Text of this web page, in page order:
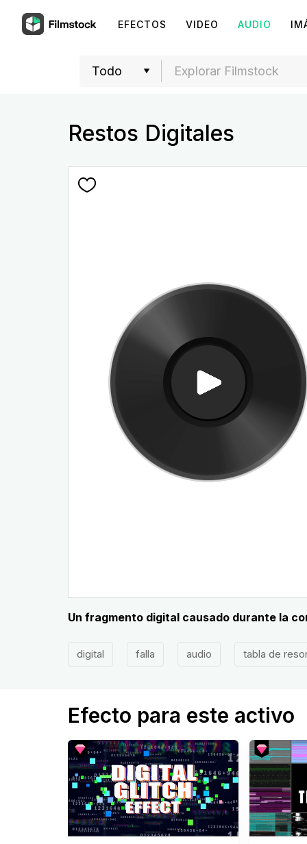
EFECTOS VIDEO AUDIO
Restos Digitales
Un fragmento digital causado durante la
digital falla audio tabla de
Efecto para este activo